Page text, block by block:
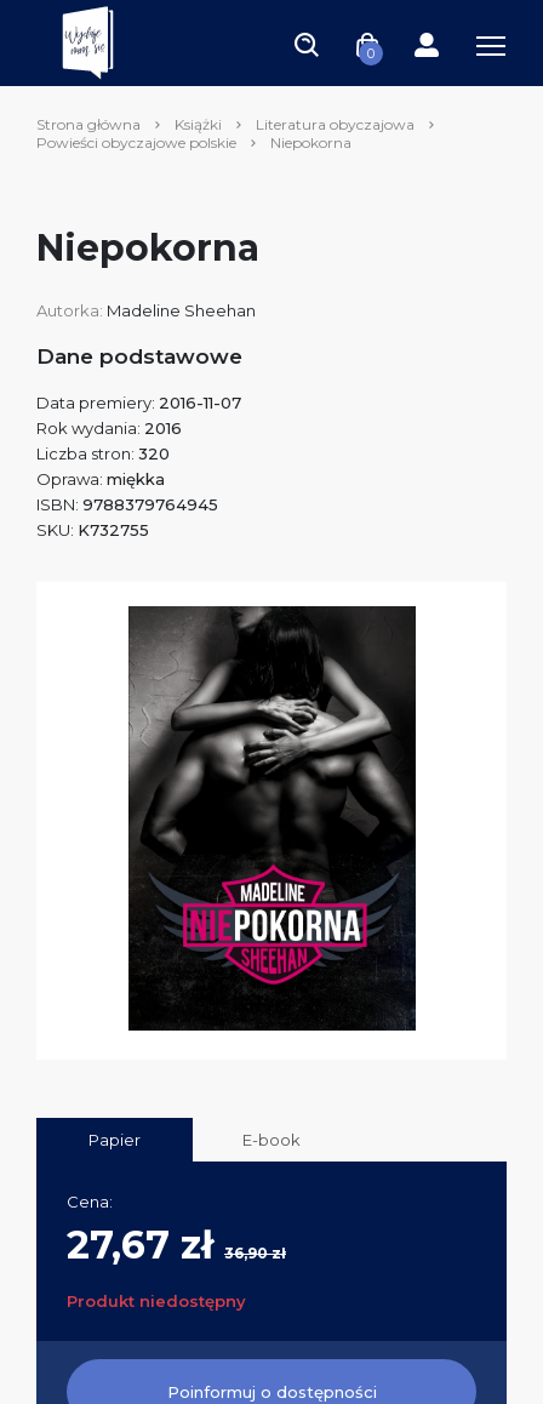
0
Strona główna Książki
Literatura obyczajowa
Powieści obyczajowe polskie
Niepokorna
Niepokorna
Autorka: Madeline Sheehan
Dane podstawowe
Data premiery: 2016-11-07
Rok wydania: 2016
Liczba stron: 320
Oprawa: miękka
ISBN: 9788379764945
SKU: K732755
Papier E-book
Cena:
27,67 zł 36,90 zł
Produkt niedostępny
Poinformuj o dostępności